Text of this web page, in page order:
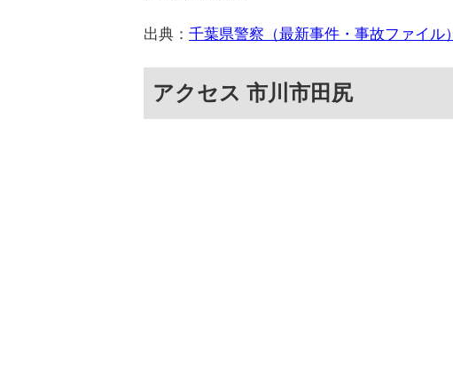
出典： 千葉県警察（最新事件・事故ファイル）
アクセス 市川市田尻